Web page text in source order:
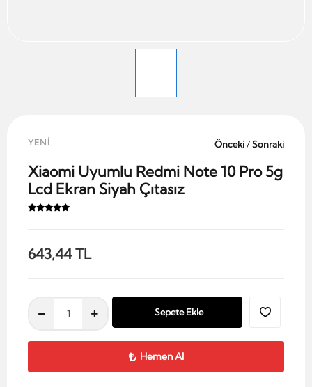
YENİ Önceki/Sonraki
Xiaomi Uyumlu Redmi Note 10 Pro 5g
Lcd Ekran Siyah Çıtasız
643,44 TL
Sepete Ekle
Hemen Al